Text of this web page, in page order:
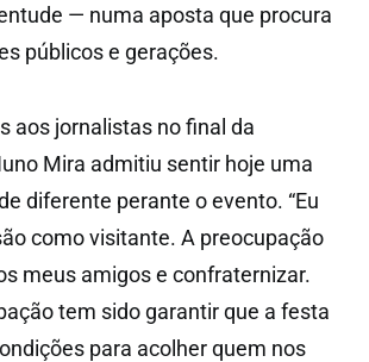
— numa aposta que procura
públicos e gerações.
aos jornalistas no final da
Mira admitiu sentir hoje uma
diferente perante o evento. “Eu
como visitante. A preocupação
meus amigos e confraternizar.
tem sido garantir que a festa
para acolher quem nos